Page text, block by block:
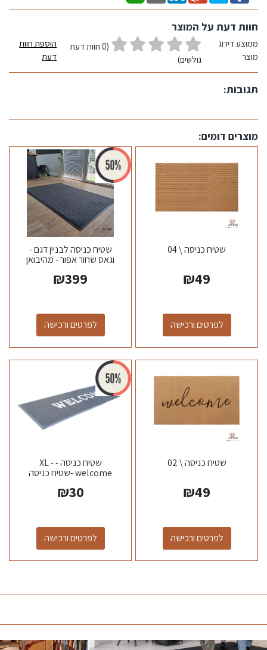
חוות דעת על המוצר
ממוצע דירוג
מוצר
(0 חוות דעת
גולשים)
הוספת חוות
דעת
תגובות:
מוצרים דומים:
שטיח כניסה \ 04
₪49
לפרטים ורכישה
שטיח כניסה לבניין דגם -
וגאס שחור אפור - מהיבואן
לצרכן₪399
לפרטים ורכישה
שטיח כניסה \ 02
₪49
לפרטים ורכישה
שטיח כניסה - XL -
welcome -שטיח כניסה
120*40...
₪30
לפרטים ורכישה